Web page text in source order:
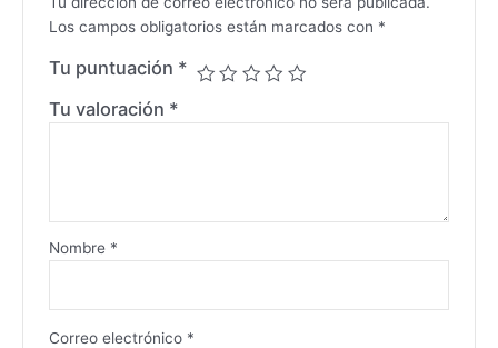
Los campos obligatorios están marcados con *
Tu puntuación *
Tu valoración *
Nombre *
Correo electrónico *